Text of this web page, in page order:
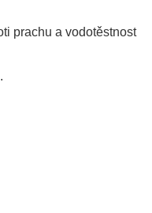
prachu a vodotěstnost